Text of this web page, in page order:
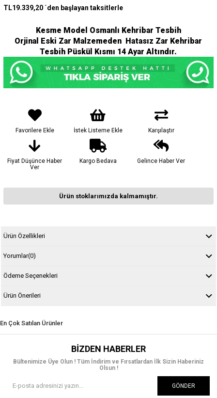
TL19.339,20 `den başlayan taksitlerle
Kesme Model Osmanlı Kehribar Tesbih
Orjinal Eski Zar Malzemeden Hatasız Zar Kehribar
Tesbih Püskül Kısmı 14 Ayar Altındır.
Favorilere Ekle İstek Listeme Ekle Karşılaştır
Fiyat Düşünce Haber
Ver
Kargo Bedava Gelince Haber Ver
Ürün stoklarımızda kalmamıştır.
Ürün Özellikleri
Yorumlar(0)
Ödeme Seçenekleri
Ürün Önerileri
En Çok Satılan Ürünler
BIZDEN HABERLER
Bültenimize Üye Olun ! Tüm İndirim ve Fırsatlardan İlk Sizin Haberiniz
Olsun !
GÖNDER